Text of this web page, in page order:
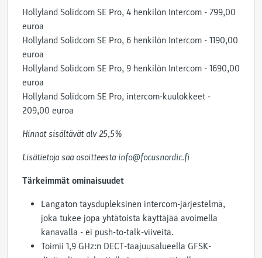
Hollyland Solidcom SE Pro, 4 henkilön Intercom - 799,00
euroa
Hollyland Solidcom SE Pro, 6 henkilön Intercom - 1190,00
euroa
Hollyland Solidcom SE Pro, 9 henkilön Intercom - 1690,00
euroa
Hollyland Solidcom SE Pro, intercom-kuulokkeet -
209,00 euroa
Hinnat sisältävät alv 25,5%
Lisätietoja saa osoitteesta info@focusnordic.fi
Tärkeimmät ominaisuudet
Langaton täysdupleksinen intercom-järjestelmä,
joka tukee jopa yhtätoista käyttäjää avoimella
kanavalla - ei push-to-talk-viiveitä.
Toimii 1,9 GHz:n DECT-taajuusalueella GFSK-